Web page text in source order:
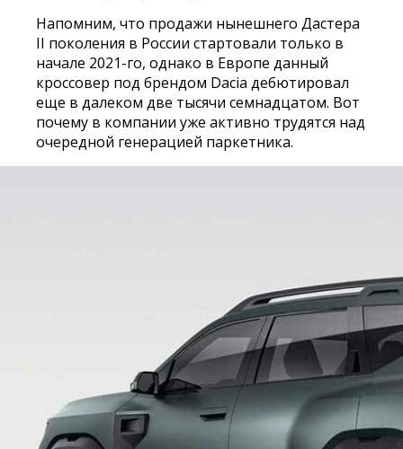
Напомним, что продажи нынешнего Дастера
II поколения в России стартовали только в
начале 2021-го, однако в Европе данный
кроссовер под брендом Dacia дебютировал
еще в далеком две тысячи семнадцатом. Вот
почему в компании уже активно трудятся над
очередной генерацией паркетника.